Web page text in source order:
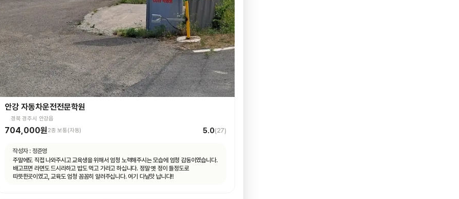
안강 자동차운전전문학원
경북 경주시 안강읍
704,000원2종 보통(자동) 5.0(27)
작성자 : 정준영
주말에도 직접 나와주시고 교육생을 위해서 엄청 노력해주시는 모습에 엄청 감동이였습니다.
배고프면 라면도 드시라하고 밥도 먹고 가라고 하십니다. 정말 옛 정이 들정도로
따뜻한곳이였고, 교육도 엄청 꼼꼼히 알려주십니다. 여기 다닐맛 납니다!!